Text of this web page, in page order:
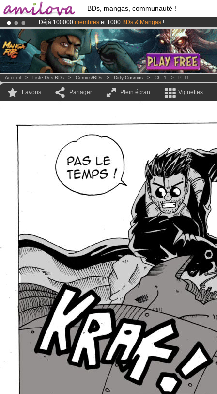
BDs, mangas, communauté !
Déjà 100000 membres et 1000 BDs & Mangas !
LeKickstarter Amilova est désormais lancé!.
Abonnement premium: à partir de
3.95 eurospar mois !Clique ici
Accueil > Liste Des BDs > Comics/BDs > Dirty Cosmos > Ch. 1 > P. 11
Favoris Partager Plein écran Vignettes